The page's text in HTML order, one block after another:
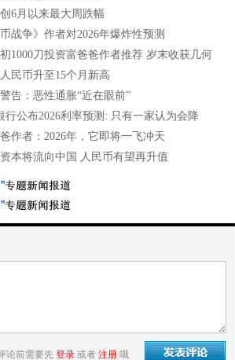
6月以来最大周跌幅
币战争》作者对2026年爆炸性预测
1000刀投资富爸爸作者推荐 岁末收获几何
民币升至15个月新高
告：恶性通胀“近在眼前”
行公布2026利率预测: 只有一家认为会降
作者：2026年，它即将一飞冲天
本将流向中国 人民币有望再升值
论前需要先 登录 或者 注册 哦